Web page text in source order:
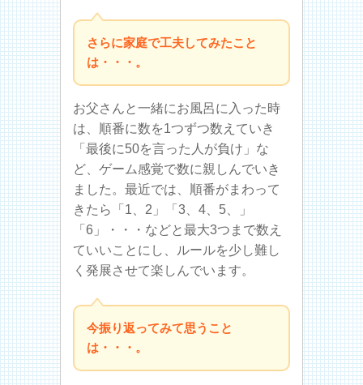
さらに家庭で工夫してみたこと
は・・・。
お父さんと一緒にお風呂に入った時
は、順番に数を1つずつ数えていき
「最後に50を言った人が負け」な
ど、ゲーム感覚で数に親しんでいき
ました。最近では、順番がまわって
きたら「1、2」「3、4、5、」
「6」・・・などと最大3つまで数え
ていいことにし、ルールを少し難し
く発展させて楽しんでいます。
今振り返ってみて思うこと
は・・・。